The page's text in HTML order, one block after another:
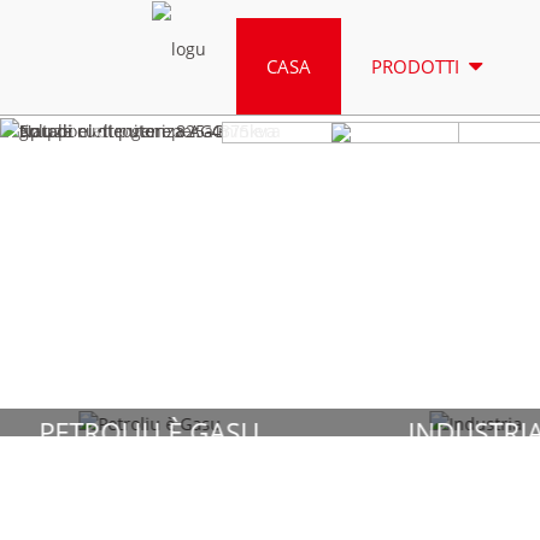
CASA PRODOTTI

GENERATORE
PETROLIU È GASU